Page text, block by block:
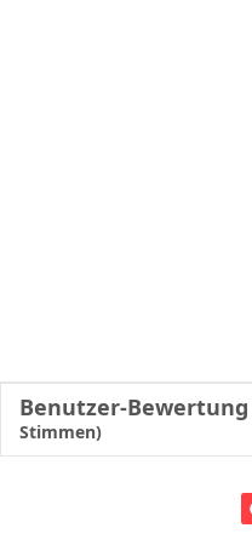
Benutzer-Bewertung
Stimmen)